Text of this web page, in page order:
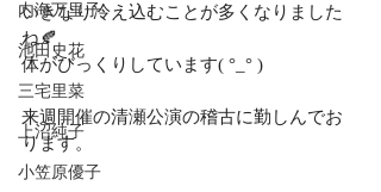
内海万里子
池田史花
三宅里菜
上沼純子
小笠原優子
いきなり冷え込むことが多くなりました
ね🍂
体がびっくりしています( °_° )
来週開催の清瀬公演の稽古に勤しんでお
ります。